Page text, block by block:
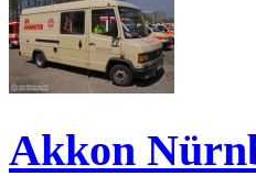
Akkon